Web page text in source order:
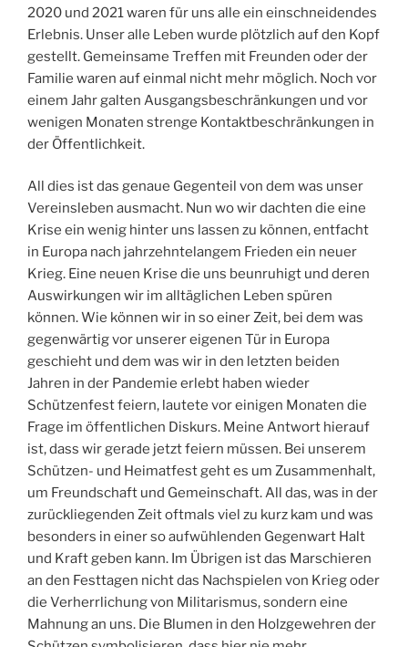
2020 und 2021 waren für uns alle ein einschneidendes
Erlebnis. Unser alle Leben wurde plötzlich auf den Kopf
gestellt. Gemeinsame Treffen mit Freunden oder der
Familie waren auf einmal nicht mehr möglich. Noch vor
einem Jahr galten Ausgangsbeschränkungen und vor
wenigen Monaten strenge Kontaktbeschränkungen in
der Öffentlichkeit.
All dies ist das genaue Gegenteil von dem was unser
Vereinsleben ausmacht. Nun wo wir dachten die eine
Krise ein wenig hinter uns lassen zu können, entfacht
in Europa nach jahrzehntelangem Frieden ein neuer
Krieg. Eine neuen Krise die uns beunruhigt und deren
Auswirkungen wir im alltäglichen Leben spüren
können. Wie können wir in so einer Zeit, bei dem was
gegenwärtig vor unserer eigenen Tür in Europa
geschieht und dem was wir in den letzten beiden
Jahren in der Pandemie erlebt haben wieder
Schützenfest feiern, lautete vor einigen Monaten die
Frage im öffentlichen Diskurs. Meine Antwort hierauf
ist, dass wir gerade jetzt feiern müssen. Bei unserem
Schützen- und Heimatfest geht es um Zusammenhalt,
um Freundschaft und Gemeinschaft. All das, was in der
zurückliegenden Zeit oftmals viel zu kurz kam und was
besonders in einer so aufwühlenden Gegenwart Halt
und Kraft geben kann. Im Übrigen ist das Marschieren
an den Festtagen nicht das Nachspielen von Krieg oder
die Verherrlichung von Militarismus, sondern eine
Mahnung an uns. Die Blumen in den Holzgewehren der